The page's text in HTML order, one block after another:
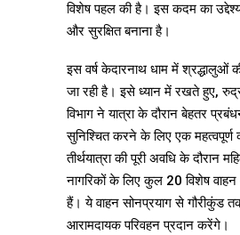
विशेष पहल की है। इस कदम का
और सुरक्षित बनाना है।
इस वर्ष केदारनाथ धाम में श्रद्धालुओं
जा रही है। इसे ध्यान में रखते हुए,
विभाग ने यात्रा के दौरान बेहतर
सुनिश्चित करने के लिए एक महत्वपूर्ण
तीर्थयात्रा की पूरी अवधि के दौरान
नागरिकों के लिए कुल 20 विशेष वाहन
हैं। ये वाहन सोनप्रयाग से गौरीकुंड
आरामदायक परिवहन प्रदान करेंगे।